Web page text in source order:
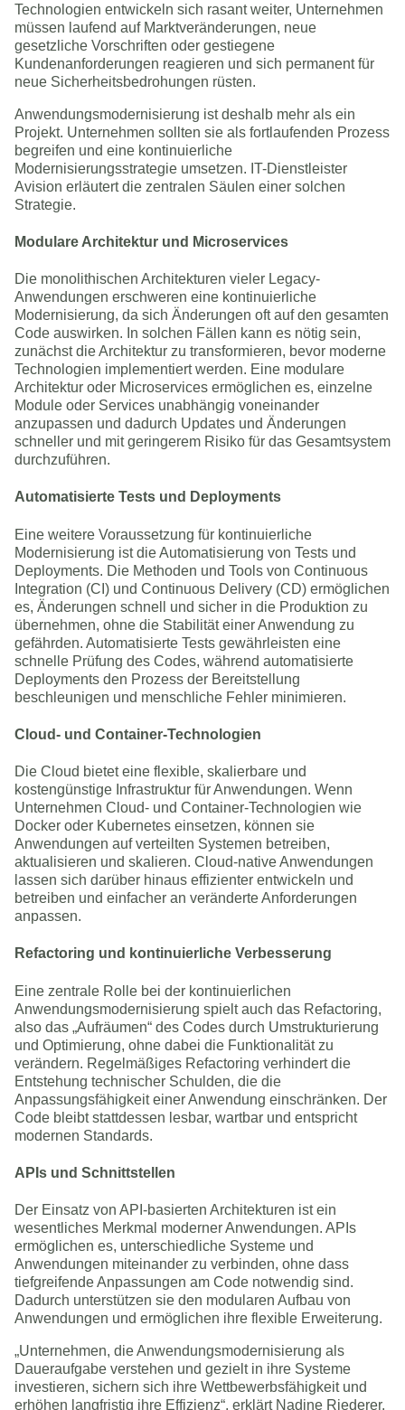
Technologien entwickeln sich rasant weiter, Unternehmen
müssen laufend auf Marktveränderungen, neue
gesetzliche Vorschriften oder gestiegene
Kundenanforderungen reagieren und sich permanent für
neue Sicherheitsbedrohungen rüsten.
Anwendungsmodernisierung ist deshalb mehr als ein
Projekt. Unternehmen sollten sie als fortlaufenden Prozess
begreifen und eine kontinuierliche
Modernisierungsstrategie umsetzen. IT-Dienstleister
Avision erläutert die zentralen Säulen einer solchen
Strategie.
Modulare Architektur und Microservices
Die monolithischen Architekturen vieler Legacy-
Anwendungen erschweren eine kontinuierliche
Modernisierung, da sich Änderungen oft auf den gesamten
Code auswirken. In solchen Fällen kann es nötig sein,
zunächst die Architektur zu transformieren, bevor moderne
Technologien implementiert werden. Eine modulare
Architektur oder Microservices ermöglichen es, einzelne
Module oder Services unabhängig voneinander
anzupassen und dadurch Updates und Änderungen
schneller und mit geringerem Risiko für das Gesamtsystem
durchzuführen.
Automatisierte Tests und Deployments
Eine weitere Voraussetzung für kontinuierliche
Modernisierung ist die Automatisierung von Tests und
Deployments. Die Methoden und Tools von Continuous
Integration (CI) und Continuous Delivery (CD) ermöglichen
es, Änderungen schnell und sicher in die Produktion zu
übernehmen, ohne die Stabilität einer Anwendung zu
gefährden. Automatisierte Tests gewährleisten eine
schnelle Prüfung des Codes, während automatisierte
Deployments den Prozess der Bereitstellung
beschleunigen und menschliche Fehler minimieren.
Cloud- und Container-Technologien
Die Cloud bietet eine flexible, skalierbare und
kostengünstige Infrastruktur für Anwendungen. Wenn
Unternehmen Cloud- und Container-Technologien wie
Docker oder Kubernetes einsetzen, können sie
Anwendungen auf verteilten Systemen betreiben,
aktualisieren und skalieren. Cloud-native Anwendungen
lassen sich darüber hinaus effizienter entwickeln und
betreiben und einfacher an veränderte Anforderungen
anpassen.
Refactoring und kontinuierliche Verbesserung
Eine zentrale Rolle bei der kontinuierlichen
Anwendungsmodernisierung spielt auch das Refactoring,
also das „Aufräumen“ des Codes durch Umstrukturierung
und Optimierung, ohne dabei die Funktionalität zu
verändern. Regelmäßiges Refactoring verhindert die
Entstehung technischer Schulden, die die
Anpassungsfähigkeit einer Anwendung einschränken. Der
Code bleibt stattdessen lesbar, wartbar und entspricht
modernen Standards.
APIs und Schnittstellen
Der Einsatz von API-basierten Architekturen ist ein
wesentliches Merkmal moderner Anwendungen. APIs
ermöglichen es, unterschiedliche Systeme und
Anwendungen miteinander zu verbinden, ohne dass
tiefgreifende Anpassungen am Code notwendig sind.
Dadurch unterstützen sie den modularen Aufbau von
Anwendungen und ermöglichen ihre flexible Erweiterung.
„Unternehmen, die Anwendungsmodernisierung als
Daueraufgabe verstehen und gezielt in ihre Systeme
investieren, sichern sich ihre Wettbewerbsfähigkeit und
erhöhen langfristig ihre Effizienz“, erklärt Nadine Riederer,